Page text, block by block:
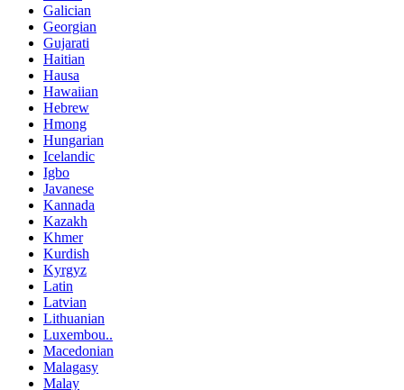
Galician
Georgian
Gujarati
Haitian
Hausa
Hawaiian
Hebrew
Hmong
Hungarian
Icelandic
Igbo
Javanese
Kannada
Kazakh
Khmer
Kurdish
Kyrgyz
Latin
Latvian
Lithuanian
Luxembou..
Macedonian
Malagasy
Malay